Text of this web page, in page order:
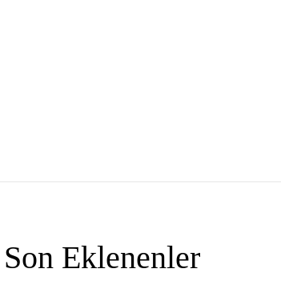
Son Eklenenler